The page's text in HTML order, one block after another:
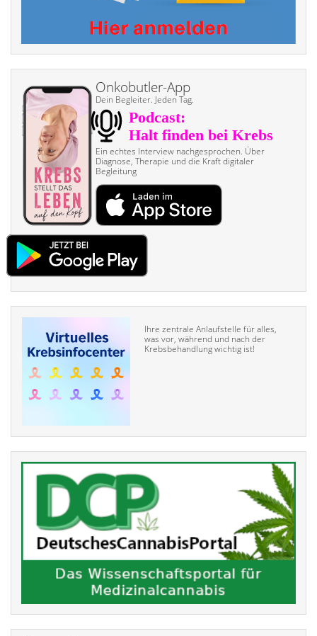
Onkobutler-App
Dein Begleiter. Jeden Tag.
Ein echtes Interview nach­gesprochen. Über
Diagnose, Therapie und die Kraft digitaler
Begleitung
Ihre zentrale Anlaufstelle für alles,
was vor, während und nach der
Krebsbehandlung wichtig ist!